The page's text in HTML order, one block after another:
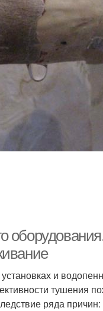
и
тушения
ряда причин: